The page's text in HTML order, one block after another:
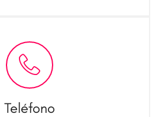
Teléfono